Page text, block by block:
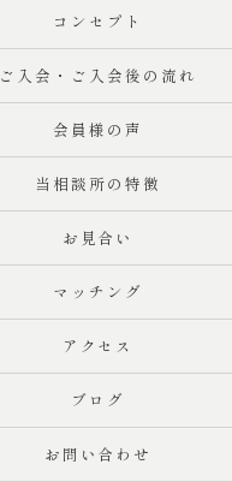
コンセプト
ご入会・ご入会後の流れ
会員様の声
当相談所の特徴
お見合い
マッチング
アクセス
ブログ
お問い合わせ